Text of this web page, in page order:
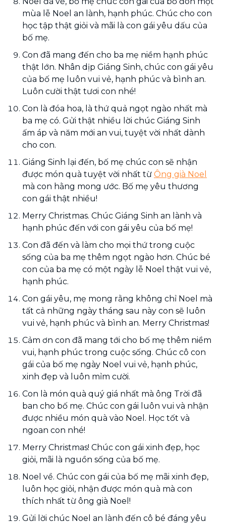
mùa lễ Noel an lành, hạnh phúc. Chúc cho con
học tập thật giỏi và mãi là con gái yêu dấu của
bố mẹ.
Con đã mang đến cho ba mẹ niềm hạnh phúc
thật lớn. Nhân dịp Giáng Sinh, chúc con gái yêu
của bố mẹ luôn vui vẻ, hạnh phúc và bình an.
Luôn cười thật tươi con nhé!
Con là đóa hoa, là thứ quả ngọt ngào nhất mà
ba mẹ có. Gửi thật nhiều lời chúc Giáng Sinh
ấm áp và năm mới an vui, tuyệt vời nhất dành
cho con.
Giáng Sinh lại đến, bố mẹ chúc con sẽ nhận
được món quà tuyệt vời nhất từ Ông già Noel
mà con hằng mong ước. Bố mẹ yêu thương
con gái thật nhiều!
Merry Christmas. Chúc Giáng Sinh an lành và
hạnh phúc đến với con gái yêu của bố mẹ!
Con đã đến và làm cho mọi thứ trong cuộc
sống của ba mẹ thêm ngọt ngào hơn. Chúc bé
con của ba mẹ có một ngày lễ Noel thật vui vẻ,
hạnh phúc.
Con gái yêu, mẹ mong rằng không chỉ Noel mà
tất cả những ngày tháng sau này con sẽ luôn
vui vẻ, hạnh phúc và bình an. Merry Christmas!
Cảm ơn con đã mang tới cho bố mẹ thêm niềm
vui, hạnh phúc trong cuộc sống. Chúc cô con
gái của bố mẹ ngày Noel vui vẻ, hạnh phúc,
xinh đẹp và luôn mỉm cười.
Con là món quà quý giá nhất mà ông Trời đã
ban cho bố mẹ. Chúc con gái luôn vui và nhận
được nhiều món quà vào Noel. Học tốt và
ngoan con nhé!
Merry Christmas! Chúc con gái xinh đẹp, học
giỏi, mãi là nguồn sống của bố mẹ.
Noel về. Chúc con gái của bố mẹ mãi xinh đẹp,
luôn học giỏi, nhận được món quà mà con
thích nhất từ ông già Noel!
Gửi lời chúc Noel an lành đến cô bé đáng yêu